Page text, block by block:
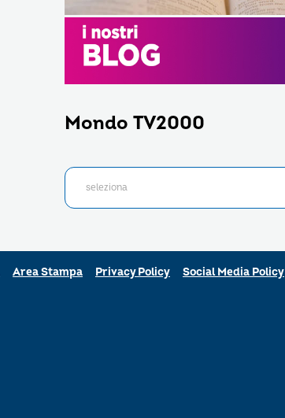
Mondo TV2000
Area Stampa Privacy Policy Social Media Policy